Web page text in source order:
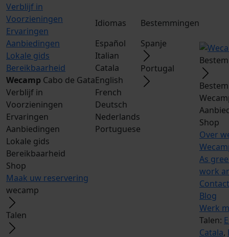
Verblijf in
Voorzieningen
Ervaringen
Aanbiedingen
Lokale gids
Bereikbaarheid
Wecamp Cabo de Gata
Verblijf in
Voorzieningen
Ervaringen
Aanbiedingen
Lokale gids
Bereikbaarheid
Shop
Maak uw reservering
wecamp
Talen
Idiomas
Español
Italian
Catala
English
French
Deutsch
Nederlands
Portuguese
Bestemmingen
Spanje
Portugal
Shop
Over
As
work
Contact
Blog
Werk
Talen:
Catala,